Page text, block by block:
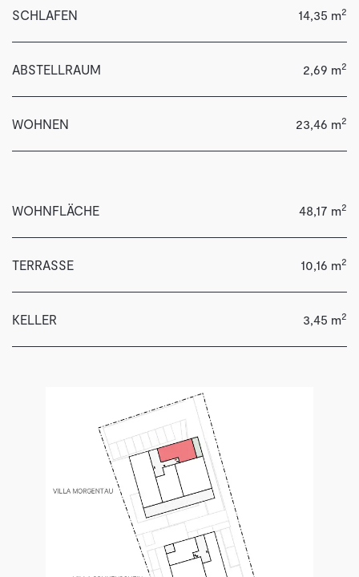
SCHLAFEN 14,35 m2
ABSTELLRAUM 2,69 m2
WOHNEN 23,46 m2
WOHNFLÄCHE 48,17 m2
TERRASSE 10,16 m2
KELLER 3,45 m2